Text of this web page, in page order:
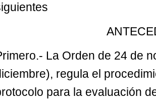
La Orden de 24 de
regula el
para la evaluación